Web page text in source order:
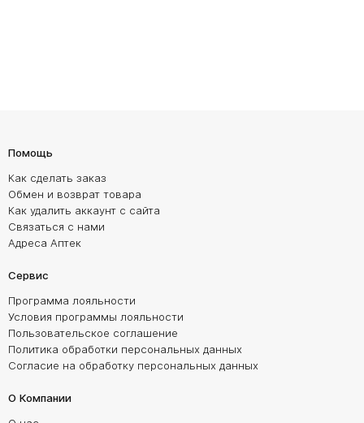
Помощь
Как сделать заказ
Обмен и возврат товара
Как удалить аккаунт с сайта
Связаться с нами
Адреса Аптек
Сервис
Программа лояльности
Условия программы лояльности
Пользовательское соглашение
Политика обработки персональных данных
Согласие на обработку персональных данных
О Компании